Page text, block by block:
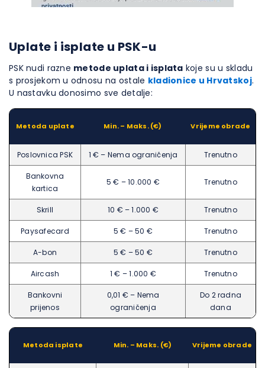
Uplate i isplate u PSK-u
PSK nudi razne metode uplata i isplata koje su u skladu
s prosjekom u odnosu na ostale kladionice u Hrvatskoj.
U nastavku donosimo sve detalje:
Metoda uplate Min. – Maks. (€) Vrijeme obrade
Poslovnica PSK 1 € – Nema ograničenja Trenutno
Bankovna
kartica
5 € – 10.000 € Trenutno
Skrill 10 € – 1.000 € Trenutno
Paysafecard 5 € – 50 € Trenutno
A-bon 5 € – 50 € Trenutno
Aircash 1 € – 1.000 € Trenutno
Bankovni
prijenos
0,01 € – Nema
ograničenja
Do 2 radna
dana
Metoda isplate Min. – Maks. (€) Vrijeme obrade